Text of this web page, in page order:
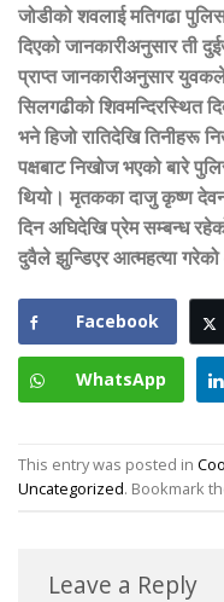
जोडीको शवलाई मतिगढा
दिएको जानकारीअनुसार ती
प्राप्त जानकारीअनुसार
सिलगढीको शिवमन्दिरस्थित
भने हिजो रातिदेखि तिनीहरू
पक्षबाट निखोज भएको बारे
थियो। मृतकका दाजु कृष्ण
दिन अघिदेखि प्रेम सम्बन्ध
दुवैले झुन्डिएर आत्महत्या
Facebook
WhatsApp
This entry was posted in
Uncategorized. Bookmark
Leave a Reply